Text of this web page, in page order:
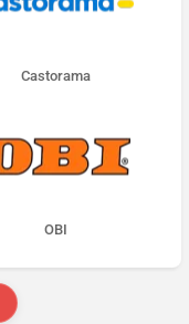
Castorama
OBI